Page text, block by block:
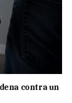
contra un